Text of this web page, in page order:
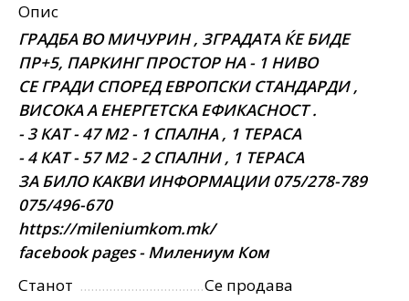
Опис
ГРАДБА ВО МИЧУРИН , ЗГРАДАТА ЌЕ БИДЕ
ПР+5, ПАРКИНГ ПРОСТОР НА - 1 НИВО
СЕ ГРАДИ СПОРЕД ЕВРОПСКИ СТАНДАРДИ ,
ВИСОКА А ЕНЕРГЕТСКА ЕФИКАСНОСТ .
- 3 КАТ - 47 М2 - 1 СПАЛНА , 1 ТЕРАСА
- 4 КАТ - 57 М2 - 2 СПАЛНИ , 1 ТЕРАСА
ЗА БИЛО КАКВИ ИНФОРМАЦИИ 075/278-789
075/496-670
https://mileniumkom.mk/
facebook pages - Милениум Ком
Станот
Се продава